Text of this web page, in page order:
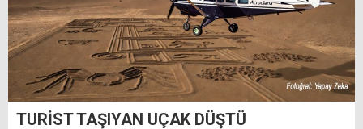
TURİST TAŞIYAN UÇAK DÜŞTÜ